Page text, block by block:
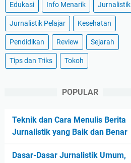
Edukasi Info Menarik Jurnalistik
Jurnalistik Pelajar Kesehatan
Pendidikan Review Sejarah
Tips dan Triks Tokoh
POPULAR
Teknik dan Cara Menulis Berita
Jurnalistik yang Baik dan Benar
Dasar-Dasar Jurnalistik Umum,